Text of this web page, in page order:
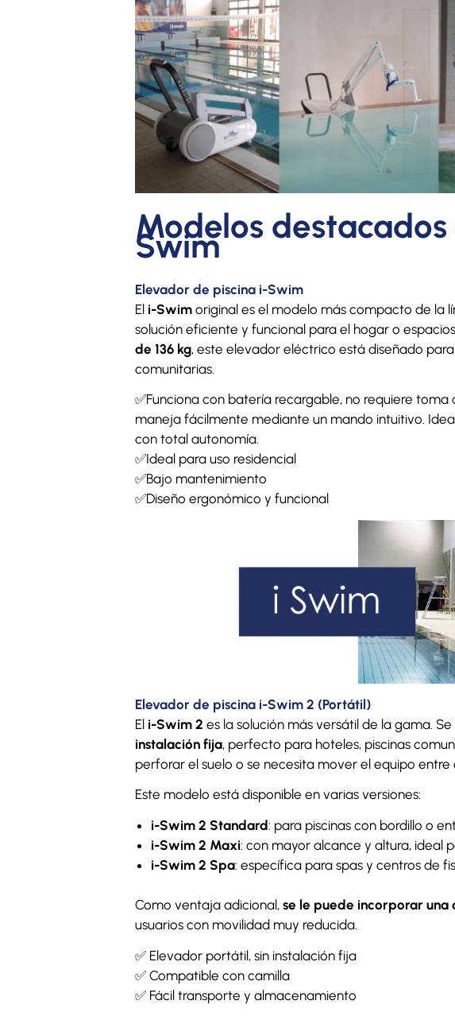
Modelos
Swim
Elevador de piscina i-Swim
El i-Swimoriginal es el modelo más compacto de la
solución eficiente y funcional para el hogar o
de 136 kg, este elevador eléctrico está diseñado para
comunitarias.
✅Funciona con batería recargable, no requiere
maneja fácilmente mediante un mando intuitivo.
con total autonomía.
✅Ideal para uso residencial
✅Bajo mantenimiento
✅Diseño ergonómico y funcional
Elevador de piscina i-Swim 2 (Portátil)
El i-Swim 2 es la solución más versátil de la gama.
instalación fija, perfecto para hoteles, piscinas
perforar el suelo o se necesita mover el equipo entre
Este modelo está disponible en varias versiones:
i-Swim 2 Standard: para piscinas con bordillo o
i-Swim 2 Maxi: con mayor alcance y altura, ideal
i-Swim 2 Spa: específica para spas y centros de
Como ventaja adicional, se le puede incorporar una
usuarios con movilidad muy reducida.
✅ Elevador portátil, sin instalación fija
✅ Compatible con camilla
✅ Fácil transporte y almacenamiento